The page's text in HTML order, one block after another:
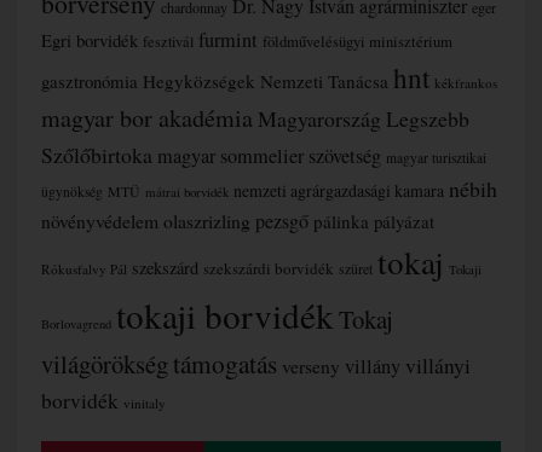
chardonnay Dr. Nagy István agrárminiszter eger
Egri borvidék fesztivál furmint földművelésügyi minisztérium
gasztronómia Hegyközségek Nemzeti Tanácsa hnt kékfrankos
magyar bor akadémia Magyarország Legszebb
Szőlőbirtoka magyar sommelier szövetség magyar turisztikai
ügynökség MTÜ mátrai borvidék nemzeti agrárgazdasági kamara nébih
növényvédelem olaszrizling pezsgő pálinka pályázat
Rókusfalvy Pál szekszárd szekszárdi borvidék szüret tokaj Tokaji
Borlovagrend tokaji borvidékTokaj
világörökségtámogatás verseny villány villányi
borvidék vinitaly